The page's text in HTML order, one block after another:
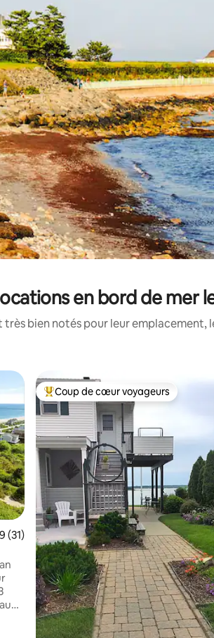
les parcourir ou en appuyant et en faisant
en bord de mer
bien notés pour leur
: 4,92 sur 5
moyenne sur la base de 31
(31)
Coups de cœur voyageurs les plus
Coup de cœur voyageurs